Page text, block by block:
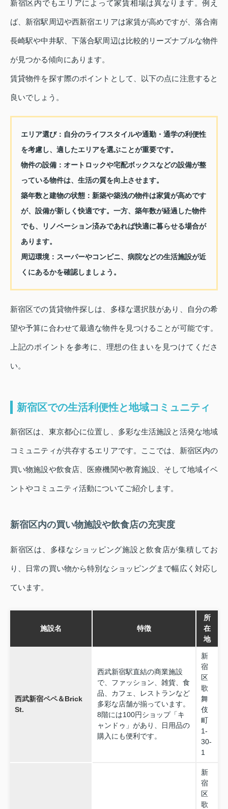
新宿区内でもエリアによって家賃相場は異なります。例え
ば、新宿駅周辺や西新宿エリアは家賃が高めですが、落合南
長崎駅や中井駅、下落合駅周辺は比較的リーズナブルな物件
が見つかる傾向にあります。
賃貸物件を探す際のポイントとして、以下の点に注意すると
良いでしょう。
エリア選び： 自分のライフスタイルや通勤・通学の利便性
を考慮し、適したエリアを選ぶことが重要です。
物件の設備： オートロックや宅配ボックスなどの設備が整
っている物件は、生活の質を向上させます。
築年数と建物の状態： 新築や築浅の物件は家賃が高めです
が、設備が新しく快適です。一方、築年数が経過した物件
でも、リノベーション済みであれば快適に暮らせる場合が
あります。
周辺環境： スーパーやコンビニ、病院などの生活施設が近
くにあるかを確認しましょう。
新宿区での賃貸物件探しは、多様な選択肢があり、自分の希
望や予算に合わせて最適な物件を見つけることが可能です。
上記のポイントを参考に、理想の住まいを見つけてくださ
い。
新宿区での生活利便性と地域コミュニティ
新宿区は、東京都心に位置し、多彩な生活施設と活発な地域
コミュニティが共存するエリアです。ここでは、新宿区内の
買い物施設や飲食店、医療機関や教育施設、そして地域イベ
ントやコミュニティ活動についてご紹介します。
新宿区内の買い物施設や飲食店の充実度
新宿区は、多様なショッピング施設と飲食店が集積してお
り、日常の買い物から特別なショッピングまで幅広く対応し
ています。
施設名 特徴
所
在
地
西武新宿ペペ＆Brick
St.
西武新宿駅直結の商業施設
で、ファッション、雑貨、食
品、カフェ、レストランなど
多彩な店舗が揃っています。
8階には100円ショップ「キ
ャンドゥ」があり、日用品の
購入にも便利です。
新
宿
区
歌
舞
伎
町
1-
30-
1
新
宿
区
歌